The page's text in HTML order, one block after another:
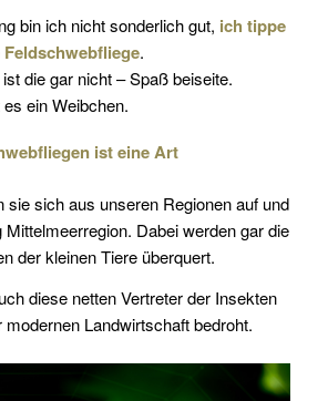
bin ich nicht sonderlich gut, ich tippe
.
die gar nicht – Spaß beiseite.
ein Weibchen.
ist eine Art
sie sich aus unseren Regionen auf und
Dabei werden gar die
der kleinen Tiere überquert.
diese netten Vertreter der Insekten
Landwirtschaft bedroht.